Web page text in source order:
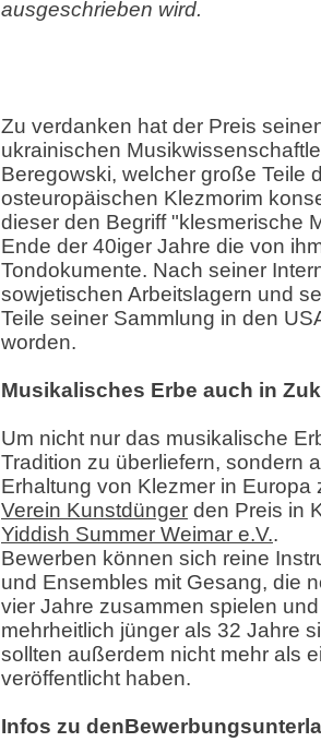
ausgeschrieben wird.
Zu verdanken hat der Preis
ukrainischen
Beregowski, welcher große Teile
osteuropäischen Klezmorim
dieser den Begriff "klesmerische
Ende der 40iger Jahre die von
Tondokumente. Nach seiner
sowjetischen Arbeitslagern und
Teile seiner Sammlung in den
worden.
Musikalisches Erbe auch in
Um nicht nur das musikalische
Tradition zu überliefern, sondern
Erhaltung von Klezmer in Europa
Verein Kunstdünger den Preis in
Yiddish Summer Weimar e.V..
Bewerben können sich reine
und Ensembles mit Gesang, die
vier Jahre zusammen spielen
mehrheitlich jünger als 32 Jahre
sollten außerdem nicht mehr als
veröffentlicht haben.
Infos zu